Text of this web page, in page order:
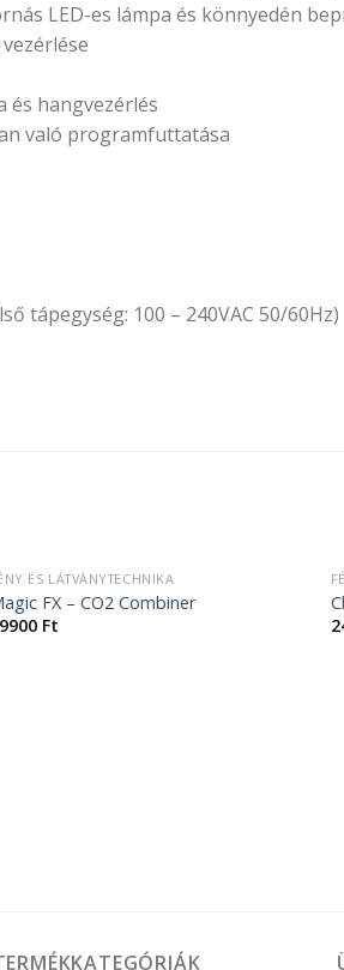
LED-es lámpa és könnyedén
és hangvezérlés
való programfuttatása
tápegység: 100 – 240VAC 50/60Hz)
ÉS LÁTVÁNYTECHNIKA
FX – CO2 Combiner
Ft